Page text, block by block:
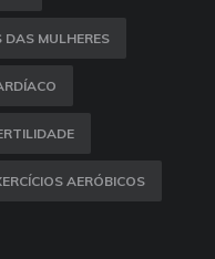
DAS MULHERES
AERÓBICOS